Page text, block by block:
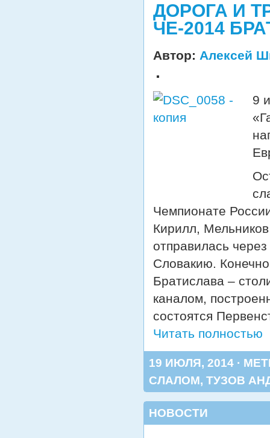
ДОРОГА И
ЧЕ-2014
Автор: Алексей
9
Чемпионате
Кирилл,
отправилась
Словакию.
Братислава –
каналом,
состоятся
Читать полностью
19 ИЮЛЯ, 2014 ·
СЛАЛОМ, ТУЗОВ
НОВОСТИ